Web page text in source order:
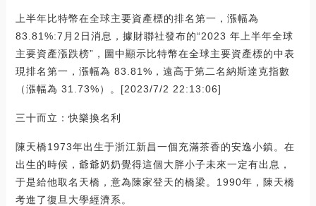
上半年比特幣在全球主要資產標的排名第一，漲幅為
83.81%:7月2日消息，據財聯社發布的“2023 年上半年全球
主要資產漲跌榜”，圖中顯示比特幣在全球主要資產標的中表
現排名第一，漲幅為 83.81%，遠高于第二名納斯達克指數
（漲幅為 31.73%）。[2023/7/2 22:13:06]
三十而立：快樂換名利
陳天橋1973年出生于浙江新昌一個充滿茶香的安逸小鎮。在
出生的時候，爺爺奶奶覺得這個大胖小子未來一定有出息，
于是給他取名天橋，意為陳家登天的橋梁。1990年，陳天橋
考進了復旦大學經濟系。